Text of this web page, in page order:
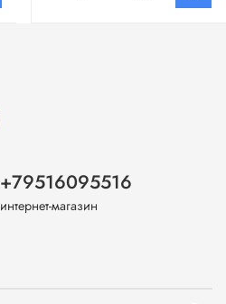
+79516095516
интернет-магазин